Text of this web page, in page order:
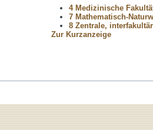
4 Medizinische
7 Mathematisch-
8 Zentrale,
Zur Kurzanzeige